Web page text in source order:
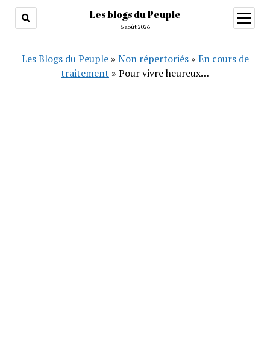
Les blogs du Peuple
6 août 2026
ouvrir
menu
Les Blogs du Peuple» Non répertoriés» En cours de
traitement » Pour vivre heureux…